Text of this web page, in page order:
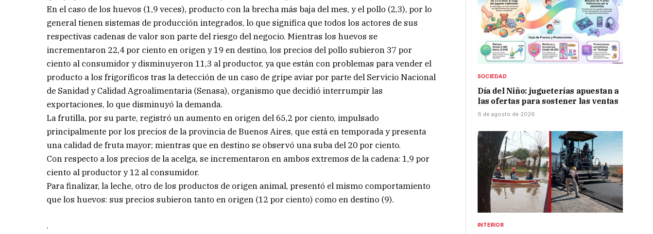
En el caso de los huevos (1,9 veces), producto con la brecha más baja del mes, y el pollo (2,3), por lo
general tienen sistemas de producción integrados, lo que significa que todos los actores de sus
respectivas cadenas de valor son parte del riesgo del negocio. Mientras los huevos se
incrementaron 22,4 por ciento en origen y 19 en destino, los precios del pollo subieron 37 por
ciento al consumidor y disminuyeron 11,3 al productor, ya que están con problemas para vender el
producto a los frigoríficos tras la detección de un caso de gripe aviar por parte del Servicio Nacional
de Sanidad y Calidad Agroalimentaria (Senasa), organismo que decidió interrumpir las
exportaciones, lo que disminuyó la demanda.
La frutilla, por su parte, registró un aumento en origen del 65,2 por ciento, impulsado
principalmente por los precios de la provincia de Buenos Aires, que está en temporada y presenta
una calidad de fruta mayor; mientras que en destino se observó una suba del 20 por ciento.
Con respecto a los precios de la acelga, se incrementaron en ambos extremos de la cadena: 1,9 por
ciento al productor y 12 al consumidor.
Para finalizar, la leche, otro de los productos de origen animal, presentó el mismo comportamiento
que los huevos: sus precios subieron tanto en origen (12 por ciento) como en destino (9).
.
SOCIEDAD
Día del Niño: jugueterías apuestan a
las ofertas para sostener las ventas
6 de agosto de 2026
INTERIOR